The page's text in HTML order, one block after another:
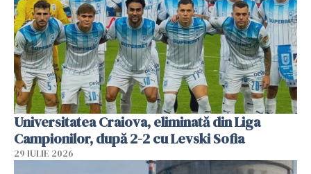
Universitatea Craiova, eliminată din Liga
Campionilor, după 2-2 cu Levski Sofia
29 IULIE 2026